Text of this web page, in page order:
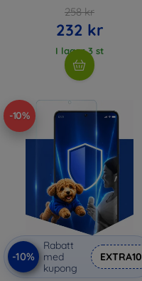
258 kr
232 kr
I lager 3 st
-10%
-10%
Rabatt
med
kupong
EXTRA10